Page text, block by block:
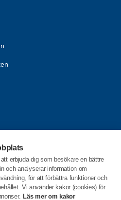
erbjuda dig som besökare en bättre
och analyserar information om
för att förbättra funktioner och
Vi använder kakor (cookies) för
Läs mer om kakor